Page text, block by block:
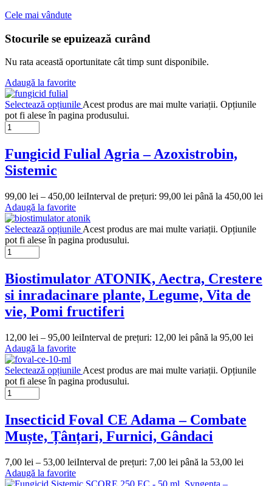
Cele mai vândute
Stocurile se epuizează curând
Nu rata această oportunitate cât timp sunt disponibile.
Adaugă la favorite
Selectează opțiunile Acest produs are mai multe variații. Opțiunile
pot fi alese în pagina produsului.
Fungicid Fulial Agria – Azoxistrobin,
Sistemic
99,00 lei – 450,00 leiInterval de prețuri: 99,00 lei până la 450,00 lei
Adaugă la favorite
Selectează opțiunile Acest produs are mai multe variații. Opțiunile
pot fi alese în pagina produsului.
Biostimulator ATONIK, Aectra, Crestere
si inradacinare plante, Legume, Vita de
vie, Pomi fructiferi
12,00 lei – 95,00 leiInterval de prețuri: 12,00 lei până la 95,00 lei
Adaugă la favorite
Selectează opțiunile Acest produs are mai multe variații. Opțiunile
pot fi alese în pagina produsului.
Insecticid Foval CE Adama – Combate
Muște, Țânțari, Furnici, Gândaci
7,00 lei – 53,00 leiInterval de prețuri: 7,00 lei până la 53,00 lei
Adaugă la favorite